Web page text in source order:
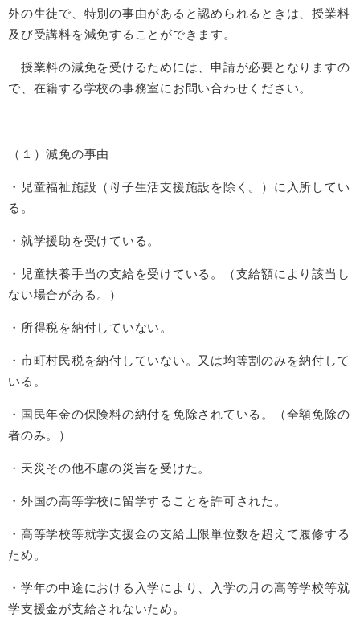
外の生徒で、特別の事由があると認められるときは、授業料
及び受講料を減免することができます。
授業料の減免を受けるためには、申請が必要となりますの
で、在籍する学校の事務室にお問い合わせください。
（１）減免の事由
・児童福祉施設（母子生活支援施設を除く。）に入所してい
る。
・就学援助を受けている。
・児童扶養手当の支給を受けている。（支給額により該当し
ない場合がある。）
・所得税を納付していない。
・市町村民税を納付していない。又は均等割のみを納付して
いる。
・国民年金の保険料の納付を免除されている。（全額免除の
者のみ。）
・天災その他不慮の災害を受けた。
・外国の高等学校に留学することを許可された。
・高等学校等就学支援金の支給上限単位数を超えて履修する
ため。
・学年の中途における入学により、入学の月の高等学校等就
学支援金が支給されないため。